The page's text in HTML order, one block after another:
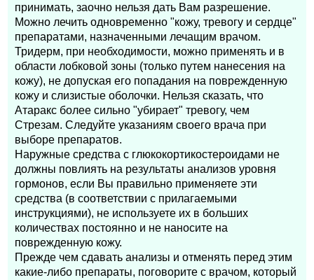
принимать, заочно нельзя дать Вам разрешение.
Можно лечить одновременно "кожу, тревогу и сердце"
препаратами, назначенными лечащим врачом.
Тридерм, при необходимости, можно применять и в
области лобковой зоны (только путем нанесения на
кожу), не допуская его попадания на поврежденную
кожу и слизистые оболочки. Нельзя сказать, что
Атаракс более сильно "убирает" тревогу, чем
Стрезам. Следуйте указаниям своего врача при
выборе препаратов.
Наружные средства с глюкокортикостероидами не
должны повлиять на результаты анализов уровня
гормонов, если Вы правильно применяете эти
средства (в соответствии с прилагаемыми
инструкциями), не используете их в больших
количествах постоянно и не наносите на
поврежденную кожу.
Прежде чем сдавать анализы и отменять перед этим
какие-либо препараты, поговорите с врачом, который